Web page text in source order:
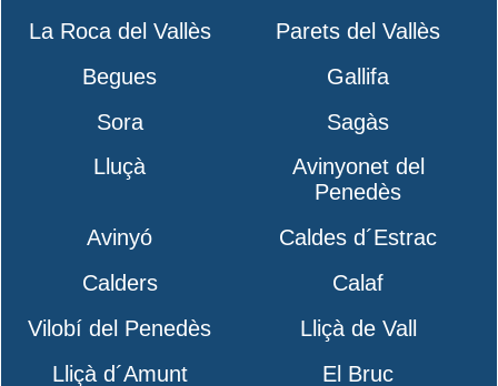
La Roca del Vallès
Parets del Vallès
Begues
Gallifa
Sora
Sagàs
Lluçà
Avinyonet del
Penedès
Avinyó
Caldes d´Estrac
Calders
Calaf
Vilobí del Penedès
Lliçà de Vall
Lliçà d´Amunt
El Bruc